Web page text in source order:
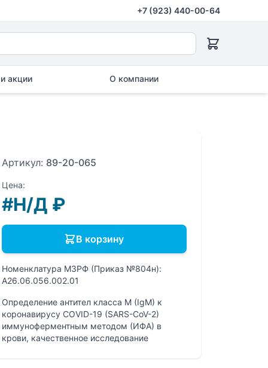
+7 (923) 440-00-64
акции О компании
Артикул: 89-20-065
Цена:
#Н/Д ₽
В корзину
Номенклатура МЗРФ (Приказ №804н):
A26.06.056.002.01
Определение антител класса M (IgM) к
коронавирусу COVID-19 (SARS-CoV-2)
иммуноферментным методом (ИФА) в
крови, качественное исследование